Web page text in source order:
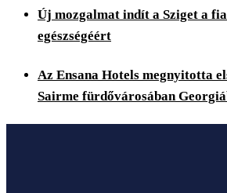
Új mozgalmat indít a Sziget a
egészségéért
Az Ensana Hotels megnyitotta
Sairme fürdővárosában